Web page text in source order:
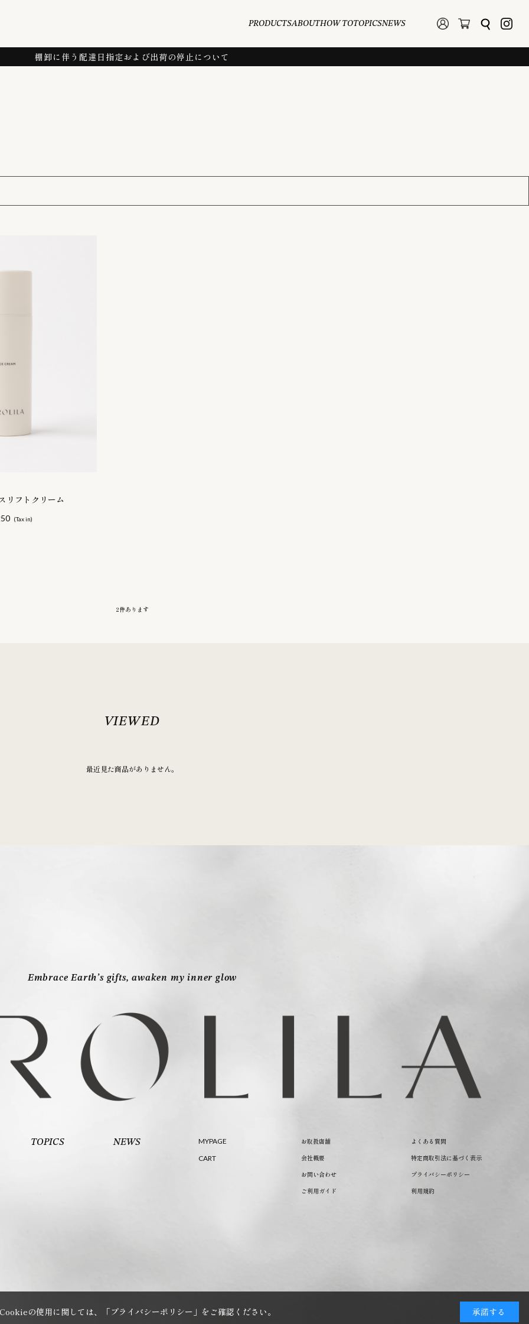
PRODUCTSABOUTHOW TOTOPICSNEWS
棚卸に伴う配達日指定および出荷の停止について
リフトクリーム
2件あります
最近見た商品がありません。
Embrace Earth’s gifts, awaken my inner glow
TOPICS NEWS
MYPAGE
CART
お取扱店舗
会社概要
お問い合わせ
ご利用ガイド
よくある質問
特定商取引法に基づく表示
プライバシーポリシー
利用規約
の使用に関しては、 「プライバシーポリシー」 をご確認ください。 承諾する